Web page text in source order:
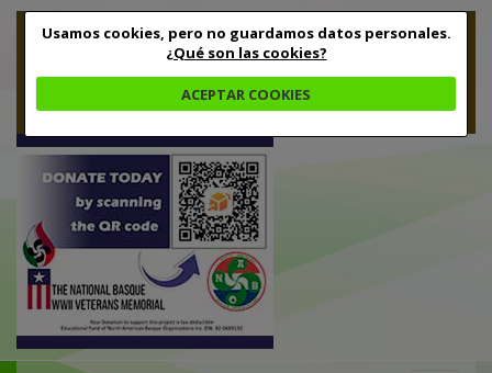
Usamos cookies, pero no guardamos datos personales.
¿Qué son las cookies?
ACEPTAR COOKIES